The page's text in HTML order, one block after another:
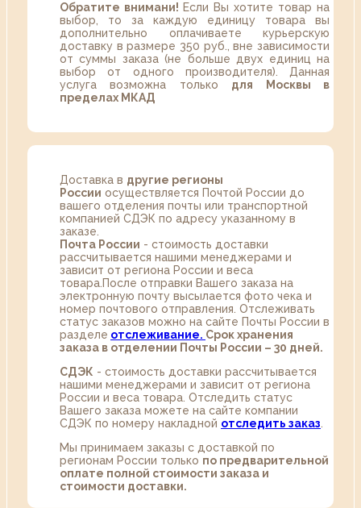
Обратите внимани! Если Вы хотите товар на
выбор, то за каждую единицу товара вы
дополнительно оплачиваете курьерскую
доставку в размере 350 руб., вне зависимости
от суммы заказа (не больше двух единиц на
выбор от одного производителя). Данная
услуга возможна только для Москвы в
пределах МКАД
Доставка в другие регионы
России осуществляется Почтой России до
вашего отделения почты или транспортной
компанией СДЭК по адресу указанному в
заказе.
Почта России - стоимость доставки
рассчитывается нашими менеджерами и
зависит от региона России и веса
товара.После отправки Вашего заказа на
электронную почту высылается фото чека и
номер почтового отправления. Отслеживать
статус заказов можно на сайте Почты России в
разделе oтслеживание. Срок хранения
заказа в отделении Почты России – 30 дней.
СДЭК - стоимость доставки рассчитывается
нашими менеджерами и зависит от региона
России и веса товара. Отследить статус
Вашего заказа можете на сайте компании
СДЭК по номеру накладной отследить заказ
Мы принимаем заказы с доставкой по
регионам России только по предварительной
оплате полной стоимости заказа и
стоимости доставки.